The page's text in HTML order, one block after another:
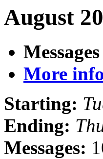
August
More
Starting:
Ending:
Messages: